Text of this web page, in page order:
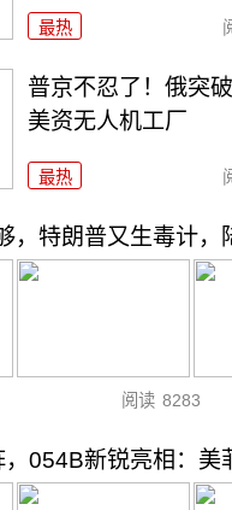
最热
普京不忍了！俄突
美资无人机工厂
最热
，特朗普又生毒计，
阅读 8283
054B新锐亮相：美